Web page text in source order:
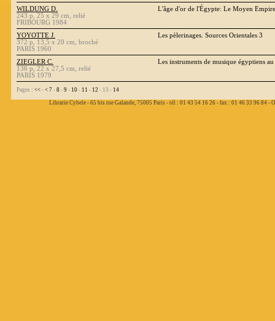
WILDUNG D.
243 p, 25 x 29 cm, relié
FRIBOURG 1984
L'âge d'or de l'Égypte: Le Moyen Empire
YOYOTTE J.
372 p, 13,5 x 20 cm, broché
PARIS 1960
Les pèlerinages. Sources Orientales 3
ZIEGLER C.
136 p, 22 x 27,5 cm, relié
PARIS 1979
Les instruments de musique égyptiens
Pages : << - < 7 - 8 - 9 - 10 - 11 - 12 - 13 - 14
Librarie Cybele - 65 bis rue Galande, 75005 Paris - tél : 01 43 54 16 26 - fax : 01 46 33 96 84